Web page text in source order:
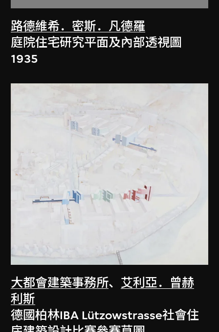
路德維希．密斯．凡德羅
庭院住宅研究平面及內部透視圖
1935
大都會建築事務所、 艾利亞．曾赫
利斯
德國柏林IBA Lützowstrasse社會住